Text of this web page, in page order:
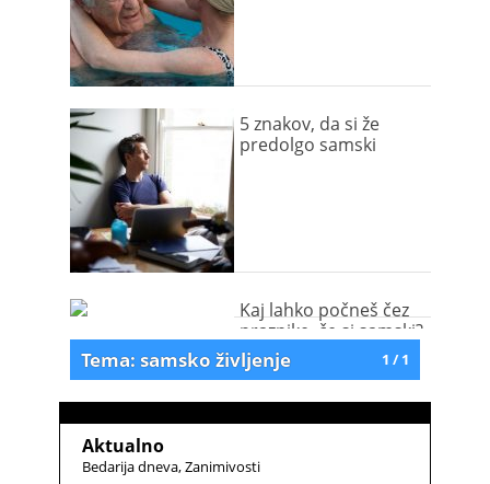
5 znakov, da si že
predolgo samski
Kaj lahko počneš čez
praznike, če si samski?
1 / 1
Tema: samsko življenje
Aktualno
Bedarija dneva Zanimivosti